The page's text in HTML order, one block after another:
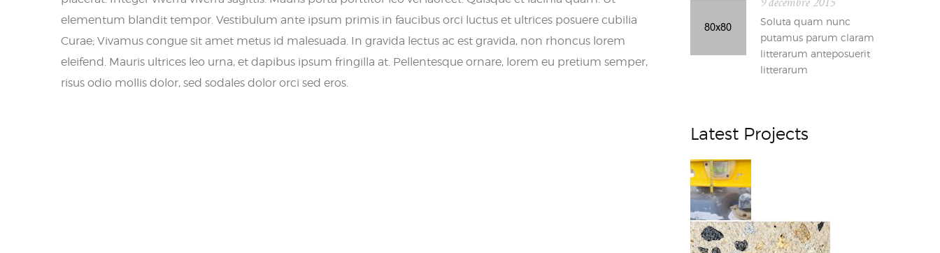
elementum blandit tempor. Vestibulum ante ipsum primis in faucibus orci luctus et ultrices posuere cubilia
Curae; Vivamus congue sit amet metus id malesuada. In gravida lectus ac est gravida, non rhoncus lorem
eleifend. Mauris ultrices leo urna, et dapibus ipsum fringilla at. Pellentesque ornare, lorem eu pretium semper,
risus odio mollis dolor, sed sodales dolor orci sed eros.
9 décembre 2015
Soluta quam nunc
putamus parum claram
litterarum anteposuerit
litterarum
Latest Projects